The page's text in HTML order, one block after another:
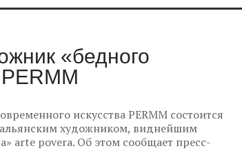
«бедного
искусства PERMM состоится
художником, виднейшим
arte povera. Об этом сообщает пресс-